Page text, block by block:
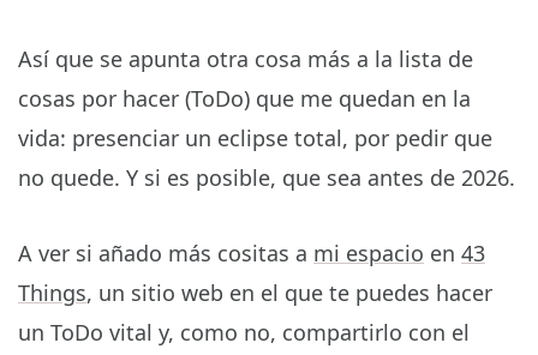
Así que se apunta otra cosa más a la lista de
cosas por hacer (ToDo) que me quedan en la
vida: presenciar un eclipse total, por pedir que
no quede. Y si es posible, que sea antes de 2026.
A ver si añado más cositas a mi espacio en 43
Things, un sitio web en el que te puedes hacer
un ToDo vital y, como no, compartirlo con el